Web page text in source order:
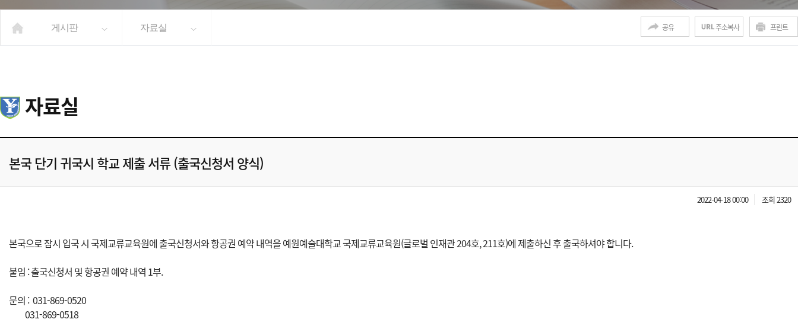
게시판 자료실 주소복사 프린트
공유
자료실
본국 단기 귀국시 학교 제출 서류 (출국신청서 양식)
2022-04-18 00:00 조회 2320
본국으로 잠시 입국 시 국제교류교육원에 출국신청서와 항공권 예약 내역을 예원예술대학교 국제교류교육원(글로벌 인재관 204호, 211호)에 제출하신 후 출국하셔야 합니다.
붙임 : 출국신청서 및 항공권 예약 내역 1부.
문의 : 031-869-0520
031-869-0518